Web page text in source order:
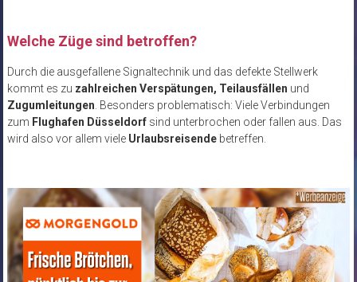
Welche Züge sind betroffen?
Durch die ausgefallene Signaltechnik und das defekte Stellwerk
kommt es zu zahlreichen Verspätungen, Teilausfällen und
Zugumleitungen. Besonders problematisch: Viele Verbindungen
zum Flughafen Düsseldorfsind unterbrochen oder fallen aus. Das
wird also vor allem viele Urlaubsreisendebetreffen.